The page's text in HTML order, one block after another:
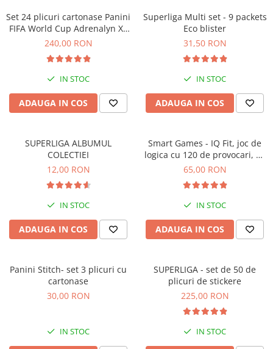
Jucarii muzicale
Jucării ȋndemânare
Masinute si trenulete
Roboti de jucarie
Set 24 plicuri cartonase Panini
FIFA World Cup Adrenalyn XL
2026
240,00 RON
IN STOC
ADAUGA IN COS
Superliga Multi set - 9 packets
Eco blister
31,50 RON
IN STOC
ADAUGA IN COS
SUPERLIGA ALBUMUL
COLECTIEI
12,00 RON
IN STOC
ADAUGA IN COS
Smart Games - IQ Fit, joc de
logica cu 120 de provocari, 6+
ani
65,00 RON
IN STOC
ADAUGA IN COS
Panini Stitch- set 3 plicuri cu
cartonase
30,00 RON
IN STOC
SUPERLIGA - set de 50 de
plicuri de stickere
225,00 RON
IN STOC